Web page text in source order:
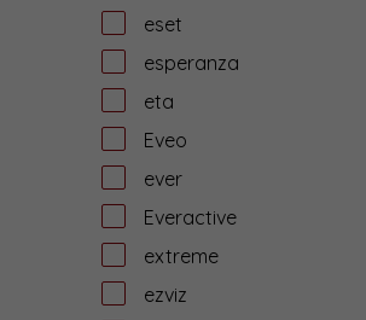
eset
esperanza
eta
Eveo
ever
Everactive
extreme
ezviz